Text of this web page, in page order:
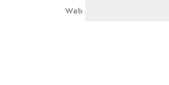
Web